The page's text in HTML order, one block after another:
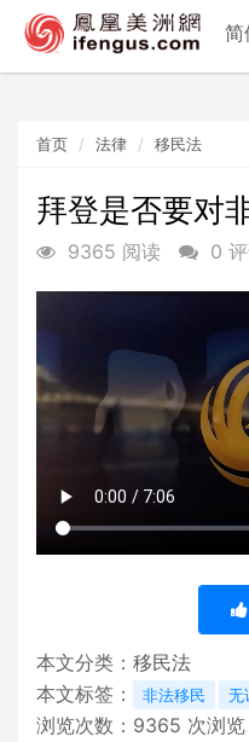
首页 法律 移民法
拜登是否要对
9365 阅读 0
本文分类： 移民法
本文标签：
非法移民 无
浏览次数： 9365 次浏览
简